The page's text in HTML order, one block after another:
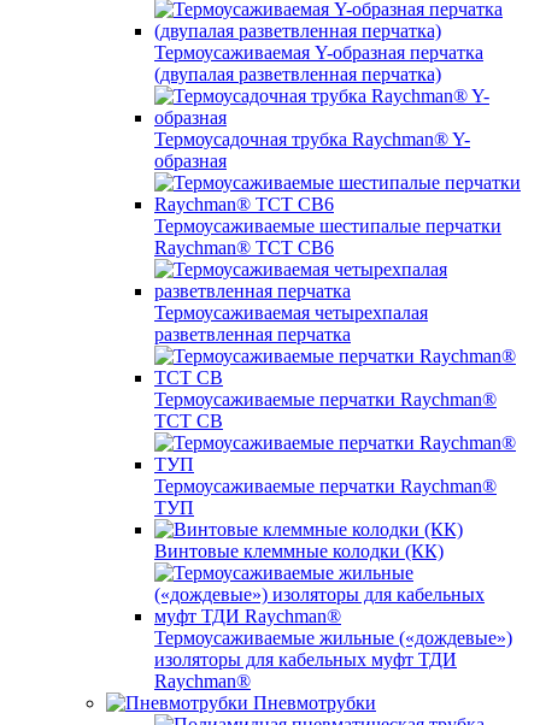
Термоусаживаемая Y-образная перчатка
(двупалая разветвленная перчатка)
Термоусадочная трубка Raychman® Y-
образная
Термоусаживаемые шестипалые перчатки
Raychman® ТСТ СВ6
Термоусаживаемая четырехпалая
разветвленная перчатка
Термоусаживаемые перчатки Raychman®
TCT CB
Термоусаживаемые перчатки Raychman®
ТУП
Винтовые клеммные колодки (КК)
Термоусаживаемые жильные («дождевые»)
изоляторы для кабельных муфт ТДИ
Raychman®
Пневмотрубки